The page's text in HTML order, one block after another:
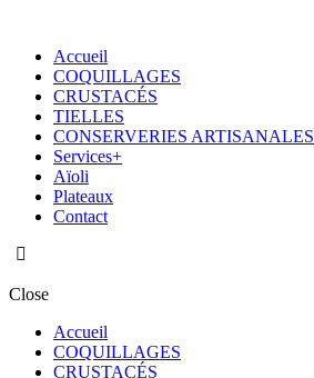
Accueil
COQUILLAGES
CRUSTACÉS
TIELLES
CONSERVERIES ARTISANALES
Services+
Aïoli
Plateaux
Contact
Close
Accueil
COQUILLAGES
CRUSTACÉS